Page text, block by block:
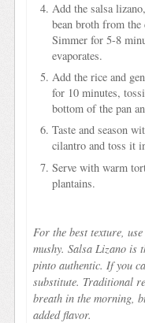
Add the salsa
bean broth from
Simmer for 5-8
evaporates.
Add the rice and
for 10 minutes,
bottom of the pan
Taste and season
cilantro and toss it
Serve with warm
plantains.
For the best texture,
mushy. Salsa Lizano is
pinto authentic. If you
substitute. Traditional
breath in the morning,
added flavor.